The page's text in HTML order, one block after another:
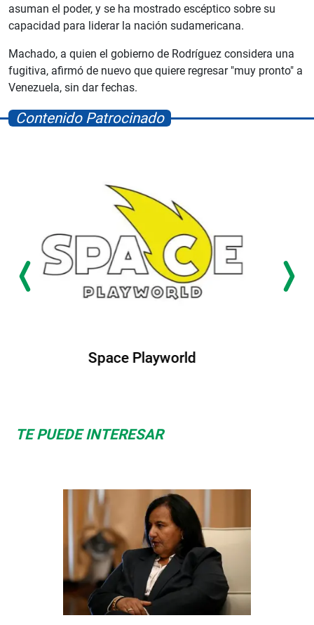
asuman el poder, y se ha mostrado escéptico sobre su
capacidad para liderar la nación sudamericana.
Machado, a quien el gobierno de Rodríguez considera una
fugitiva, afirmó de nuevo que quiere regresar "muy pronto" a
Venezuela, sin dar fechas.
Contenido Patrocinado
Albrook Bowling
TE PUEDE INTERESAR